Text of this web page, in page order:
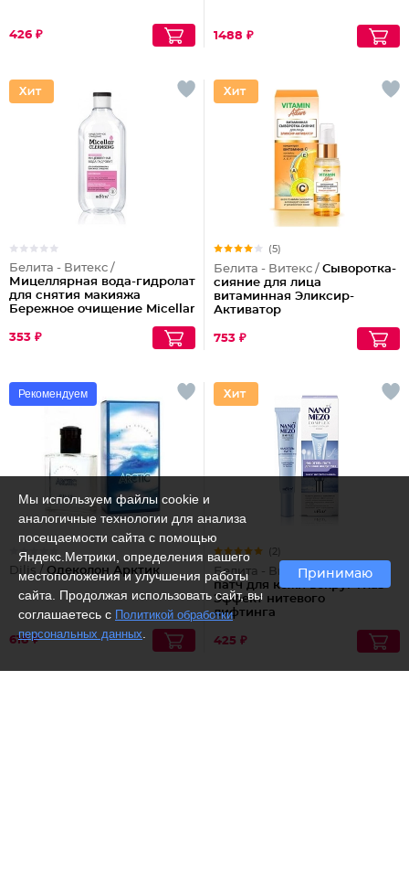
426 ₽ 1488 ₽
Белита - Витекс /
Мицеллярная вода-гидролат
для снятия макияжа
Бережное очищение Micellar
353 ₽
(5)
Белита - Витекс / Сыворотка-
сияние для лица
витаминная Эликсир-
Активатор
753 ₽
Рекомендуем
Dilis / Одеколон Арктик
618 ₽
(2)
Белита - Витекс /NanoГель-
патч для кожи вокруг глаз
Эффект нитевого
лифтинга
425 ₽
Мы используем файлы cookie и
аналогичные технологии для анализа
посещаемости сайта с помощью
Яндекс.Метрики, определения вашего
местоположения и улучшения работы
сайта. Продолжая использовать сайт, вы
соглашаетесь с Политикой обработки
персональных данных
Принимаю